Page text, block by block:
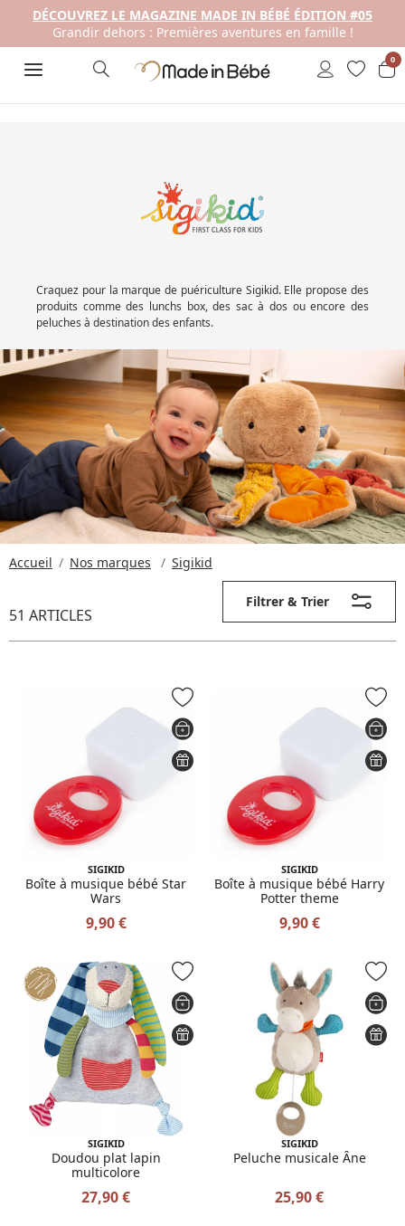
DÉCOUVREZ LE MAGAZINE MADE IN BÉBÉ ÉDITION #05
Grandir dehors : Premières aventures en famille !
0
Craquez pour la marque de puériculture Sigikid. Elle propose des
produits comme des lunchs box, des sac à dos ou encore des
peluches à destination des enfants.
Accueil Nos marques Sigikid
51 ARTICLES
Filtrer & Trier
SIGIKID
Boîte à musique bébé Star
Wars
9,90 €
SIGIKID
Boîte à musique bébé Harry
Potter theme
9,90 €
SIGIKID
Doudou plat lapin
multicolore
27,90 €
SIGIKID
Peluche musicale Âne
25,90 €